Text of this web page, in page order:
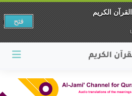
الكريم
فتح